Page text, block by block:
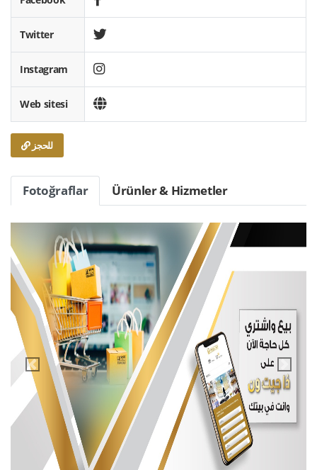
Twitter
Instagram
Web sitesi
للحجز
Fotoğraflar Ürünler & Hizmetler
vendor.previous